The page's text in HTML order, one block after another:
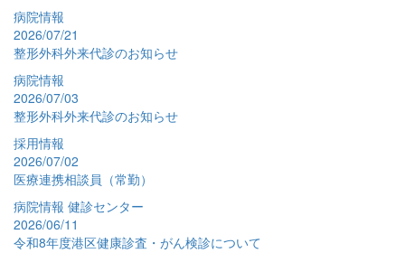
病院情報
2026/07/21
整形外科外来代診のお知らせ
病院情報
2026/07/03
整形外科外来代診のお知らせ
採用情報
2026/07/02
医療連携相談員（常勤）
病院情報 健診センター
2026/06/11
令和8年度港区健康診査・がん検診について